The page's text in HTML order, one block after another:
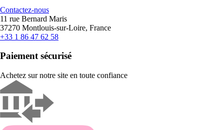
Contactez-nous
11 rue Bernard Maris
37270 Montlouis-sur-Loire, France
+33 1 86 47 62 58
Paiement sécurisé
Achetez sur notre site en toute confiance